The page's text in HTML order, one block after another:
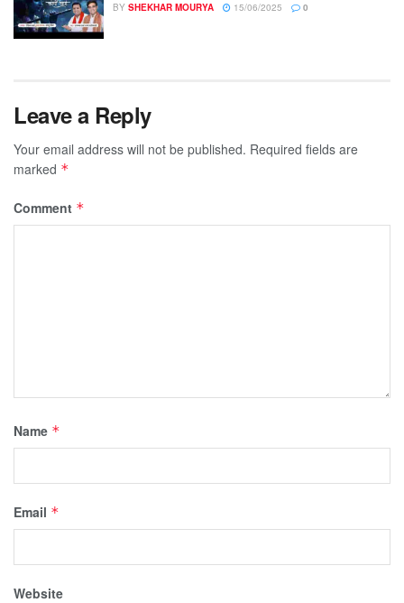
BY SHEKHAR MOURYA 15/06/2025 0
Leave a Reply
Your email address will not be published. Required fields are
marked *
Comment *
Name *
Email *
Website